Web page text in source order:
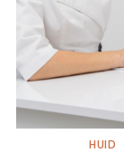
HUID